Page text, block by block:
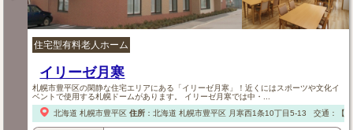
住宅型有料老人ホーム
イリーゼ月寒
札幌市豊平区の閑静な住宅エリアにある「イリーゼ月寒」！近くにはスポーツや文化イ
ベントで使用する札幌ドームがあります。 イリーゼ月寒では中・...
北海道 札幌市豊平区 住所： 北海道 札幌市豊平区 月寒西1条10丁目5-13 交通：【